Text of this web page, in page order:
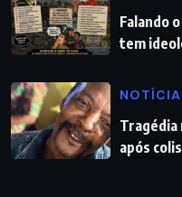
Falando
tem
Tragédia
após